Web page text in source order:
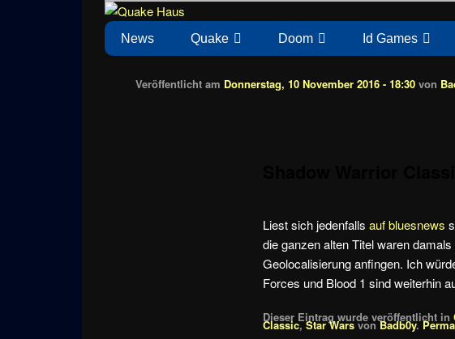
Quake Haus
News zu Quake, Doom, FPS, Arcade
Hauptmenü
News Quake Doom Id Games
Veröffentlicht am Donnerstag, 10 November 2016 - 18:30 von
Liest sich jedenfallsauf bluesnews
die ganzen alten Titel waren
Geolocalisierung anfingen. Ich
Forces und Blood 1 sind weiterhin
Dieser Eintrag wurde veröffentlicht in
Classic,Star WarsvonBadb0y.